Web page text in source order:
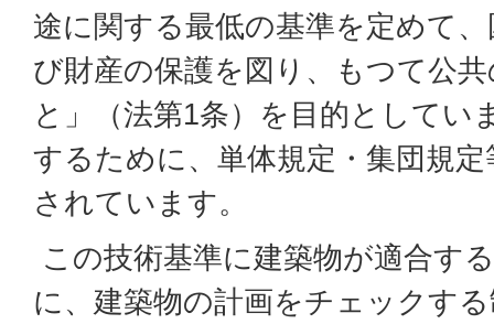
途に関する最低の基準を定めて
び財産の保護を図り、もつて公
と」（法第1条）を目的としてい
するために、単体規定・集団規
されています。
この技術基準に建築物が適合す
に、建築物の計画をチェックす